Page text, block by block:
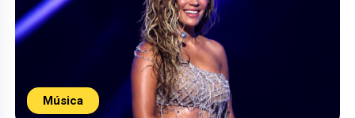
Música